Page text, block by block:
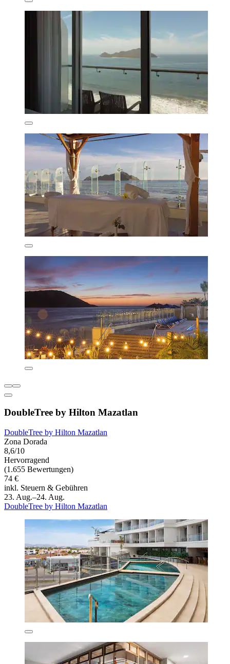
DoubleTree by Hilton Mazatlan
DoubleTree by Hilton Mazatlan
Zona Dorada
8,6/10
Hervorragend
(1.655 Bewertungen)
74 €
inkl. Steuern & Gebühren
23. Aug.–24. Aug.
DoubleTree by Hilton Mazatlan